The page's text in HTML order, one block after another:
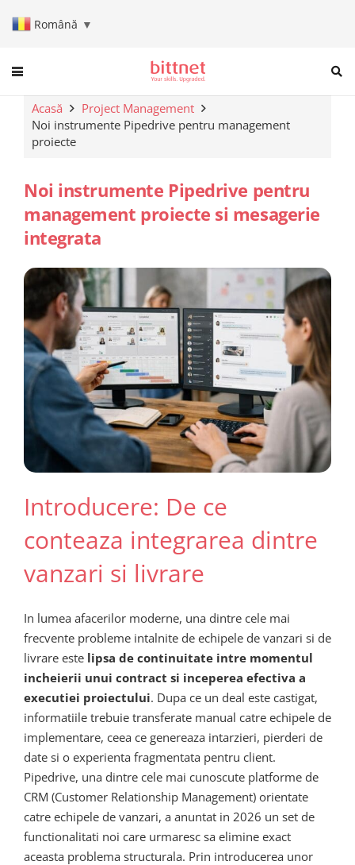
Română ▼
When autocomplete results
Acasă
Project Management
Noi instrumente Pipedrive pentru management
proiecte
Noi instrumente Pipedrive pentru
management proiecte si mesagerie
integrata
Introducere: De ce
conteaza integrarea dintre
vanzari si livrare
In lumea afacerilor moderne, una dintre cele mai
frecvente probleme intalnite de echipele de vanzari si de
livrare este lipsa de continuitate intre momentul
incheierii unui contract si inceperea efectiva a
executiei proiectului. Dupa ce un deal este castigat,
informatiile trebuie transferate manual catre echipele de
implementare, ceea ce genereaza intarzieri, pierderi de
date si o experienta fragmentata pentru client.
Pipedrive, una dintre cele mai cunoscute platforme de
CRM (Customer Relationship Management) orientate
catre echipele de vanzari, a anuntat in 2026 un set de
functionalitati noi care urmaresc sa elimine exact
aceasta problema structurala. Prin introducerea unor